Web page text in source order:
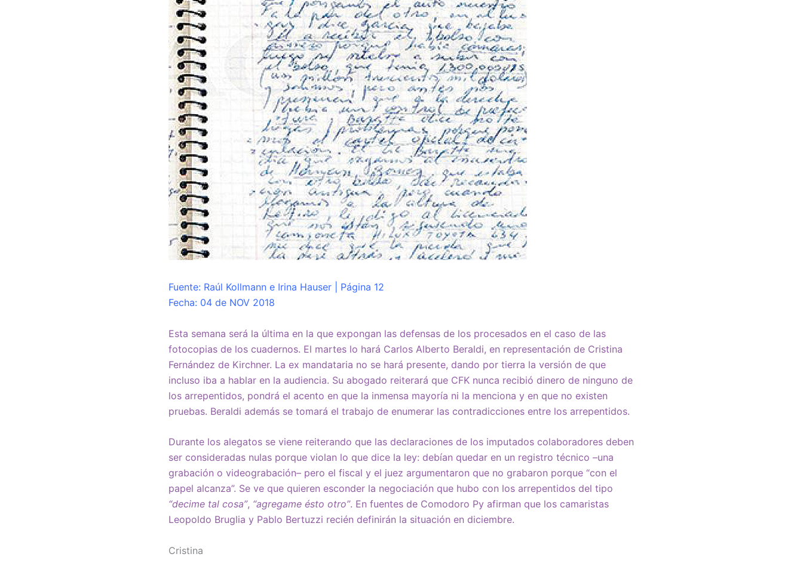
Fuente: Raúl Kollmann e Irina Hauser | Página 12
Fecha: 04 de NOV 2018
Esta semana será la última en la que expongan las defensas de los procesados en el caso de las
fotocopias de los cuadernos. El martes lo hará Carlos Alberto Beraldi, en representación de Cristina
Fernández de Kirchner. La ex mandataria no se hará presente, dando por tierra la versión de que
incluso iba a hablar en la audiencia. Su abogado reiterará que CFK nunca recibió dinero de ninguno de
los arrepentidos, pondrá el acento en que la inmensa mayoría ni la menciona y en que no existen
pruebas. Beraldi además se tomará el trabajo de enumerar las contradicciones entre los arrepentidos.
Durante los alegatos se viene reiterando que las declaraciones de los imputados colaboradores deben
ser consideradas nulas porque violan lo que dice la ley: debían quedar en un registro técnico –una
grabación o videograbación– pero el fiscal y el juez argumentaron que no grabaron porque “con el
papel alcanza”. Se ve que quieren esconder la negociación que hubo con los arrepentidos del tipo
“decime tal cosa”, “agregame ésto otro”. En fuentes de Comodoro Py afirman que los camaristas
Leopoldo Bruglia y Pablo Bertuzzi recién definirán la situación en diciembre.
Cristina